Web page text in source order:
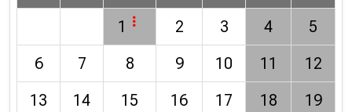
1
2 3 4
5
6
7 8 9 10 11
12
13
14 15 16 17 18
19